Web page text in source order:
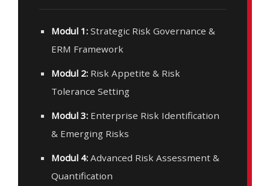
Modul 1: Strategic Risk Governance &
ERM Framework
Modul 2: Risk Appetite & Risk
Tolerance Setting
Modul 3: Enterprise Risk Identification
& Emerging Risks
Modul 4: Advanced Risk Assessment &
Quantification